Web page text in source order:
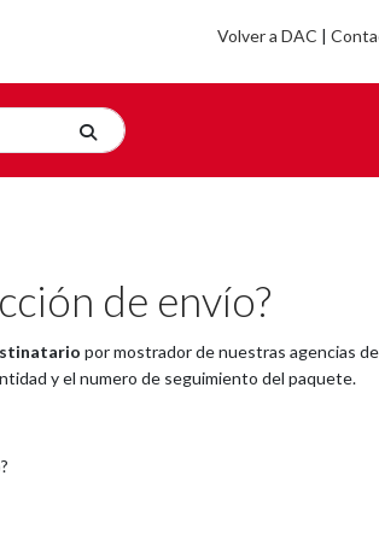
Volver a DAC |
de envío?
por mostrador de nuestras agencias de
y el numero de seguimiento del paquete.